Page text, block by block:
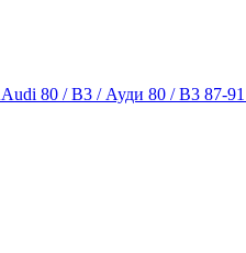
Audi 80 / B3 / Ауди 80 / B3 87-